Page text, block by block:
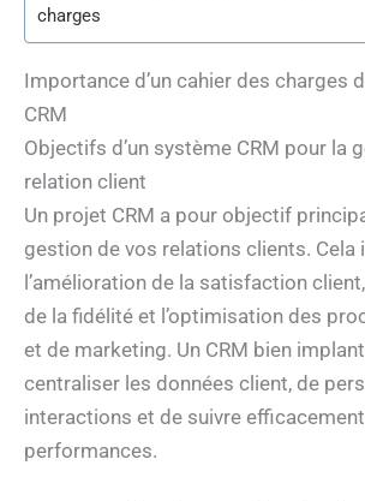
charges
Importance d’un cahier des charges
CRM
Objectifs d’un système CRM pour la
relation client
Un projet CRM a pour objectif
gestion de vos relations clients. Cela
l’amélioration de la satisfaction
de la fidélité et l’optimisation des
et de marketing. Un CRM bien
centraliser les données client, de
interactions et de suivre
performances.